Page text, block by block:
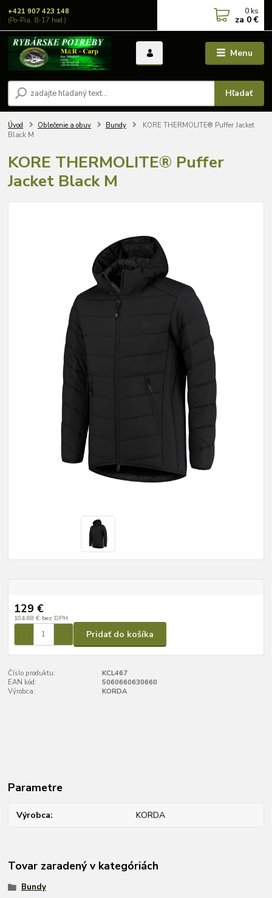
Menu
Hľadať
+421 907 423 148
(Po-Pia, 8-17 hod.)
0 ks
za 0 €
Úvod Oblečenie a obuv Bundy
KORE THERMOLITE® Puffer Jacket
Black M
KORE THERMOLITE® Puffer
Jacket Black M
129 €
104,88 € bez DPH
Pridať do košíka
Číslo produktu:
KCL467
EAN kód:
5060660630660
Výrobca:
KORDA
Parametre
Výrobca KORDA
Tovar zaradený v kategóriách
Bundy